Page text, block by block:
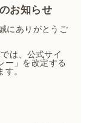
お知らせ
にありがとうご
は、公式サイ
ー」を改定する
。